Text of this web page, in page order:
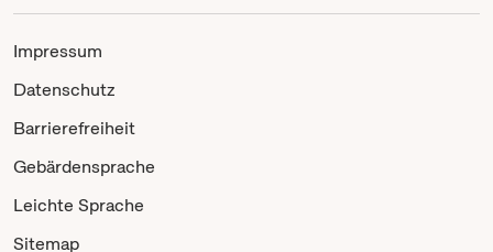
Impressum
Datenschutz
Barrierefreiheit
Gebärdensprache
Leichte Sprache
Sitemap